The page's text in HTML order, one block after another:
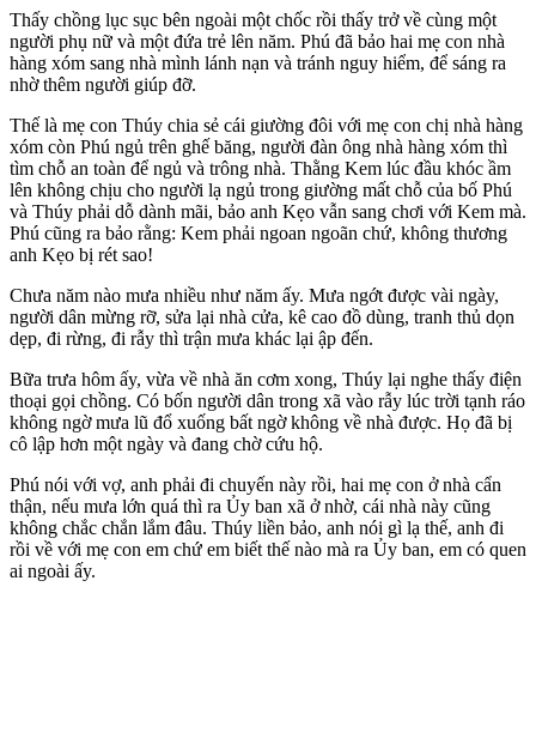
Thấy chồng lục sục bên ngoài một chốc rồi thấy trở về cùng một
người phụ nữ và một đứa trẻ lên năm. Phú đã bảo hai mẹ con nhà
hàng xóm sang nhà mình lánh nạn và tránh nguy hiểm, để sáng ra
nhờ thêm người giúp đỡ.
Thế là mẹ con Thúy chia sẻ cái giường đôi với mẹ con chị nhà hàng
xóm còn Phú ngủ trên ghế băng, người đàn ông nhà hàng xóm thì
tìm chỗ an toàn để ngủ và trông nhà. Thằng Kem lúc đầu khóc ầm
lên không chịu cho người lạ ngủ trong giường mất chỗ của bố Phú
và Thúy phải dỗ dành mãi, bảo anh Kẹo vẫn sang chơi với Kem mà.
Phú cũng ra bảo rằng: Kem phải ngoan ngoãn chứ, không thương
anh Kẹo bị rét sao!
Chưa năm nào mưa nhiều như năm ấy. Mưa ngớt được vài ngày,
người dân mừng rỡ, sửa lại nhà cửa, kê cao đồ dùng, tranh thủ dọn
dẹp, đi rừng, đi rẫy thì trận mưa khác lại ập đến.
Bữa trưa hôm ấy, vừa về nhà ăn cơm xong, Thúy lại nghe thấy điện
thoại gọi chồng. Có bốn người dân trong xã vào rẫy lúc trời tạnh ráo
không ngờ mưa lũ đổ xuống bất ngờ không về nhà được. Họ đã bị
cô lập hơn một ngày và đang chờ cứu hộ.
Phú nói với vợ, anh phải đi chuyến này rồi, hai mẹ con ở nhà cẩn
thận, nếu mưa lớn quá thì ra Ủy ban xã ở nhờ, cái nhà này cũng
không chắc chắn lắm đâu. Thúy liền bảo, anh nói gì lạ thế, anh đi
rồi về với mẹ con em chứ em biết thế nào mà ra Ủy ban, em có quen
ai ngoài ấy.